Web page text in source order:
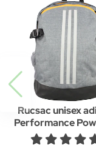
Rucsac unisex
Performance
MF1 BR9092,